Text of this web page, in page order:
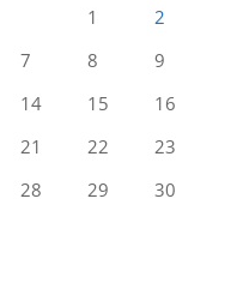
1
2
7 8
9
14 15
16
21 22
23
28 29
30